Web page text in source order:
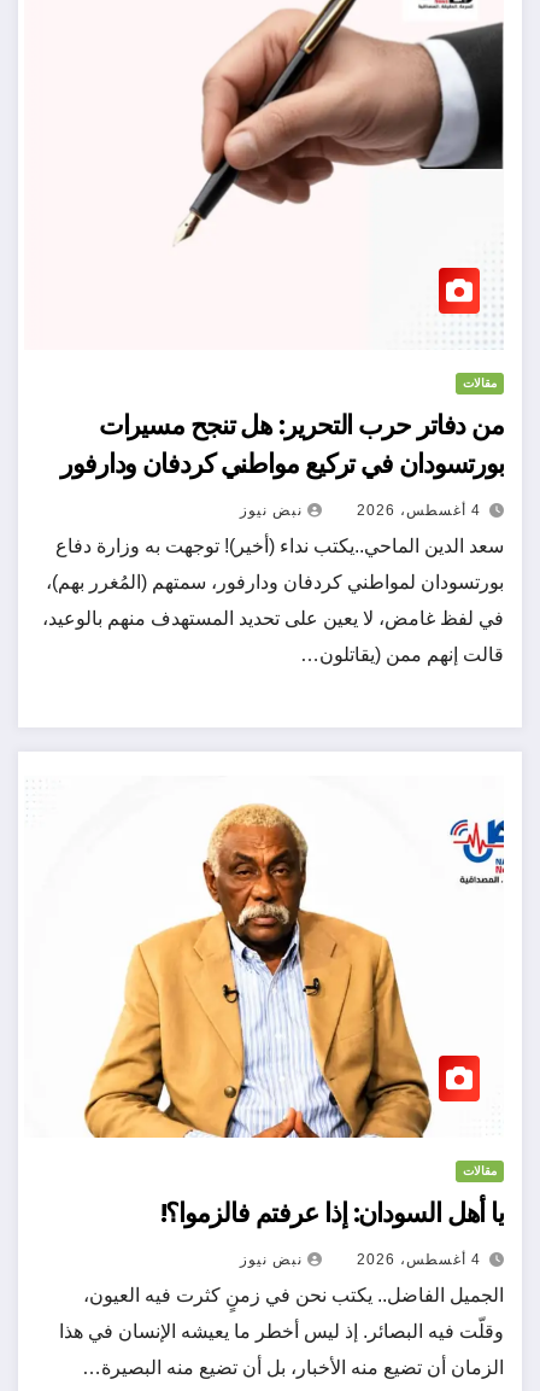
مقالات
من دفاتر حرب التحرير: هل تنجح مسيرات
بورتسودان في تركيع مواطني كردفان ودارفور
4 أغسطس، 2026 نبض نيوز
سعد الدين الماحي..يكتب نداء (أخير)! توجهت به وزارة دفاع
بورتسودان لمواطني كردفان ودارفور، سمتهم (المُغرر بهم)،
في لفظ غامض، لا يعين على تحديد المستهدف منهم بالوعيد،
قالت إنهم ممن (يقاتلون…
مقالات
يا أهل السودان: إذا عرفتم فالزموا؟!
4 أغسطس، 2026 نبض نيوز
الجميل الفاضل.. يكتب نحن في زمنٍ كثرت فيه العيون،
وقلّت فيه البصائر. إذ ليس أخطر ما يعيشه الإنسان في هذا
الزمان أن تضيع منه الأخبار، بل أن تضيع منه البصيرة…